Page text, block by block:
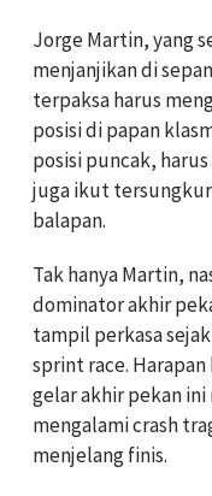
Jorge Martin, yang
menjanjikan di
terpaksa harus
posisi di papan
posisi puncak,
juga ikut
balapan.
Tak hanya Martin,
dominator akhir
tampil perkasa
sprint race.
gelar akhir pekan
mengalami crash
menjelang finis.